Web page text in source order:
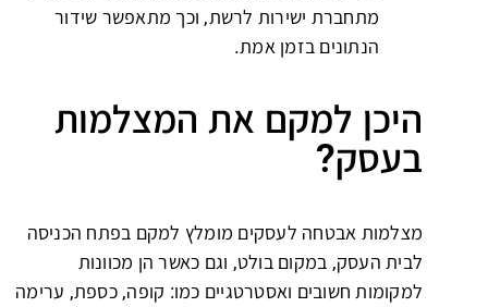
מתחברת ישירות לרשת, וכך מתאפשר שידור
הנתונים בזמן אמת.
היכן למקם את המצלמות
בעסק?
מצלמות אבטחה לעסקים מומלץ למקם בפתח הכניסה
לבית העסק, במקום בולט, וגם כאשר הן מכוונות
למקומות חשובים ואסטרטגיים כמו: קופה, כספת, ערימה